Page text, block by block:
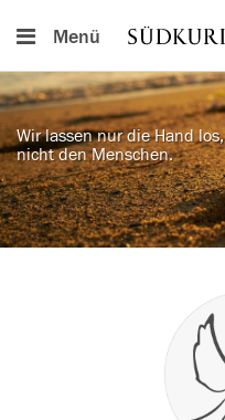
Menü
Wir lassen nur die Hand los,
nicht den Menschen.